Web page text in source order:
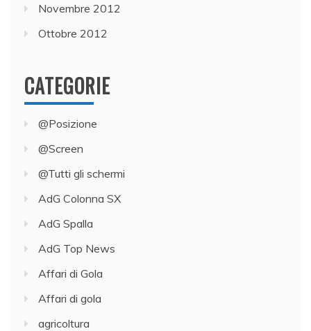
Novembre 2012
Ottobre 2012
CATEGORIE
@Posizione
@Screen
@Tutti gli schermi
AdG Colonna SX
AdG Spalla
AdG Top News
Affari di Gola
Affari di gola
agricoltura